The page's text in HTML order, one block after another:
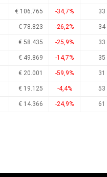
€ 106.765 -34,7% 33
€ 78.823 -26,2% 34
€ 58.435 -25,9% 33
€ 49.869 -14,7% 35
€ 20.001 -59,9% 31
€ 19.125 -4,4% 53
€ 14.366 -24,9% 61